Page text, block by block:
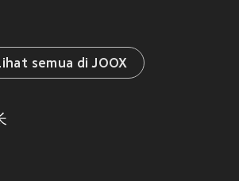
semua di JOOX